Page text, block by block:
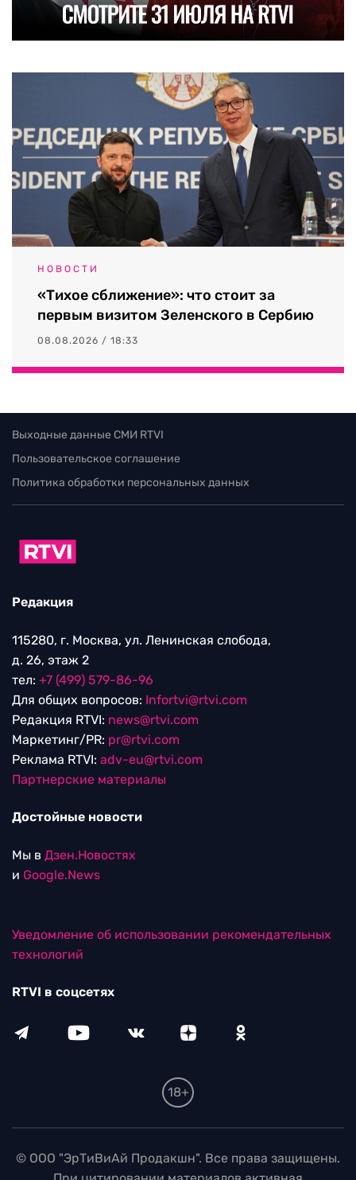
НОВОСТИ
«Тихое сближение»: что стоит за
первым визитом Зеленского в Сербию
08.08.2026 / 18:33
Выходные данные СМИ RTVI
Пользовательское соглашение
Политика обработки персональных данных
Редакция
115280, г. Москва, ул. Ленинская слобода,
д. 26, этаж 2
тел: +7 (499) 579-86-96
Для общих вопросов: Infortvi@rtvi.com
Редакция RTVI: news@rtvi.com
Маркетинг/PR: pr@rtvi.com
Реклама RTVI: adv-eu@rtvi.com
Партнерские материалы
Достойные новости
Мы в Дзен.Новостях
и Google.News
Уведомление об использовании рекомендательных
технологий
RTVI в соцсетях
18+
© ООО "ЭрТиВиАй Продакшн". Все права защищены.